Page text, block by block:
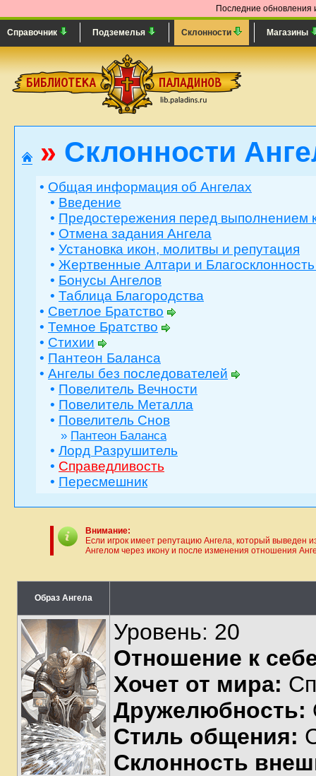
Последние обновления
Справочник Подземелья Склонности Магазины
» Склонности
• Общая информация об Ангелах
• Введение
• Предостережения перед выполнением
• Отмена задания Ангела
• Установка икон, молитвы и репутация
• Жертвенные Алтари и
• Бонусы Ангелов
• Таблица Благородства
• Светлое Братство
• Темное Братство
• Стихии
• Пантеон Баланса
• Ангелы без последователей
• Повелитель Вечности
• Повелитель Металла
• Повелитель Снов
» Пантеон Баланса
• Лорд Разрушитель
• Справедливость
• Пересмешник
Внимание:
Если игрок имеет репутацию Ангела, который выведен
Ангелом через икону и после изменения отношения
Образ Ангела
Уровень: 20
Отношение к
Хочет от мира:
Дружелюбность:
Стиль общения:
Склонность